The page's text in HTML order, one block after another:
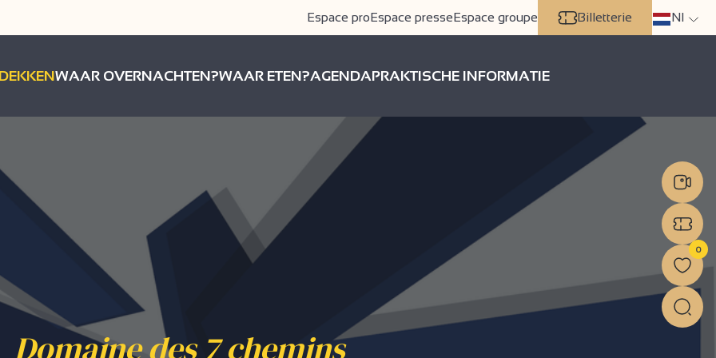
Espace proEspace presseEspace groupe Billetterie Nl
WAAR OVERNACHTEN?WAAR ETEN?AGENDAPRAKTISCHE INFORMATIE
Domaine des 7 chemins
0